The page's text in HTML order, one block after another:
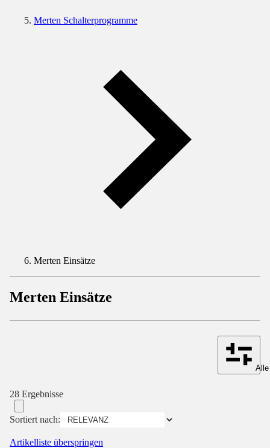
Merten Schalterprogramme
Merten Einsätze
Merten Einsätze
28 Ergebnisse
Sortiert nach:
Artikelliste überspringen